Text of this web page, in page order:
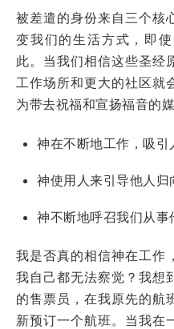
被差遣的身份来自三个核
变我们的生活方式，即
此。当我们相信这些圣经
工作场所和更大的社区就
为带去祝福和宣扬福音的媒
神在不断地工作，吸引
神使用人来引导他人归
神不断地呼召我们从事
我是否真的相信神在工
我自己都无法察觉？我想
的售票员，在我原先的航
新预订一个航班。当我在